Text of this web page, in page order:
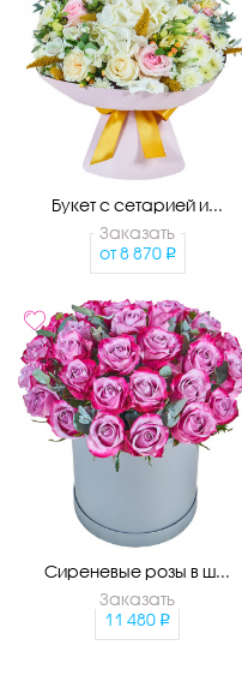
Букет с сетарией и...
Заказать
от 8 870
Сиреневые розы в ш...
Заказать
11 480